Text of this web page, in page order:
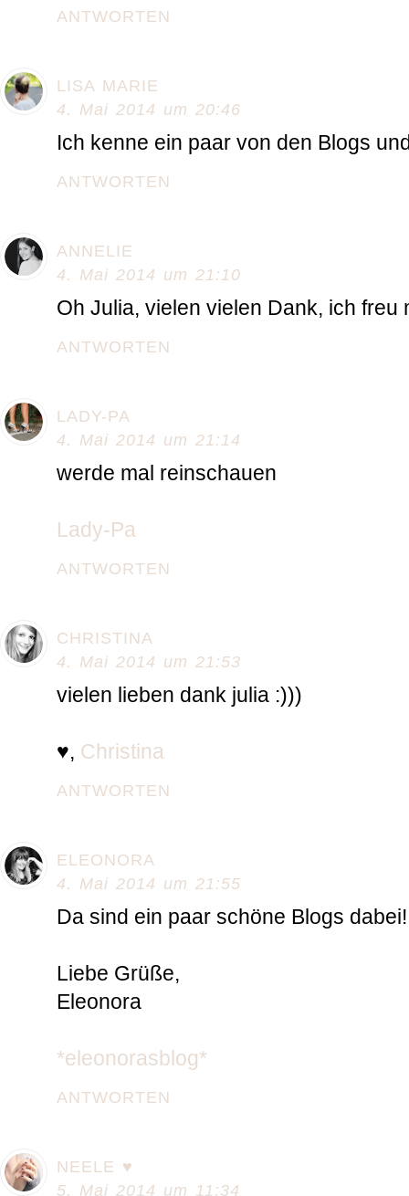
ANTWORTEN
LISA MARIE
4. Mai 2014 um 20:46
Ich kenne ein paar von den Blogs
ANTWORTEN
ANNELIE
4. Mai 2014 um 21:10
Oh Julia, vielen vielen Dank, ich freu
ANTWORTEN
LADY-PA
4. Mai 2014 um 21:14
werde mal reinschauen
Lady-Pa
ANTWORTEN
CHRISTINA
4. Mai 2014 um 21:53
vielen lieben dank julia :)))
♥, Christina
ANTWORTEN
ELEONORA
4. Mai 2014 um 21:55
Da sind ein paar schöne Blogs
Liebe Grüße,
Eleonora
*eleonorasblog*
ANTWORTEN
NEELE ♥
5. Mai 2014 um 11:34